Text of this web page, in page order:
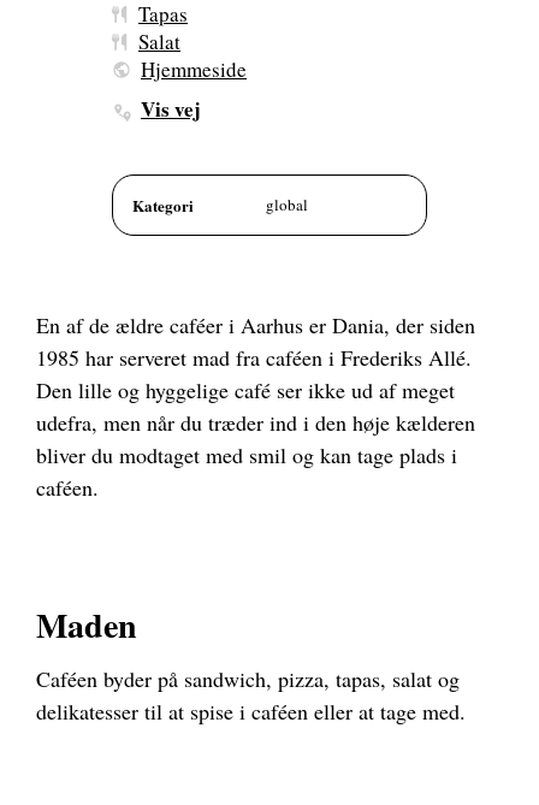
Tapas
Salat
Hjemmeside
Vis vej
Kategori global
En af de ældre caféer i Aarhus er Dania, der siden
1985 har serveret mad fra caféen i Frederiks Allé.
Den lille og hyggelige café ser ikke ud af meget
udefra, men når du træder ind i den høje kælderen
bliver du modtaget med smil og kan tage plads i
caféen.
Maden
Caféen byder på sandwich, pizza, tapas, salat og
delikatesser til at spise i caféen eller at tage med.